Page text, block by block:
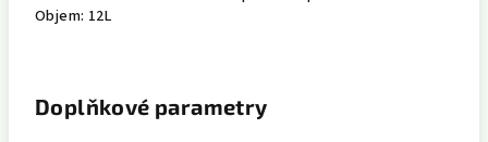
Objem: 12L
Doplňkové parametry